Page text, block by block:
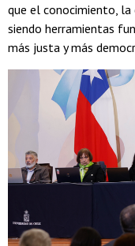
que el conocimiento, la
siendo herramientas
más justa y más